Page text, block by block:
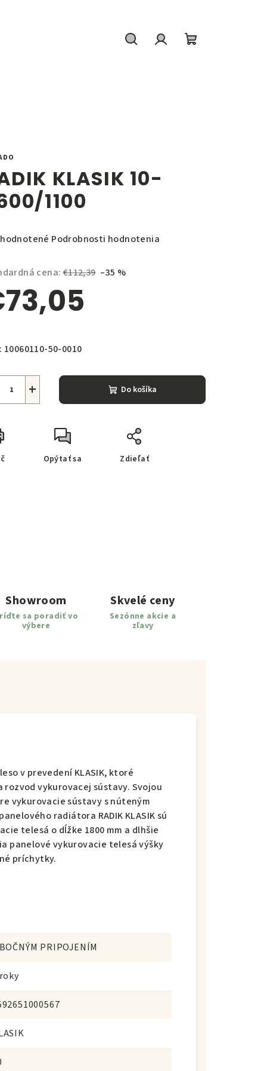
KLASIK 10-
1100
Podrobnosti hodnotenia
cena: €112,39 –35 %
10060110-50-0010
+ Do košíka
Opýtať sa Zdieľať
Showroom
sa poradiť vo
výbere
Skvelé ceny
Sezónne akcie a
zľavy
v prevedení KLASIK, ktoré
vykurovacej sústavy. Svojou
vykurovacie sústavy s núteným
radiátora RADIK KLASIK sú
telesá o dĺžke 1800 mm a dlhšie
panelové vykurovacie telesá výšky
príchytky.
PRIPOJENÍM